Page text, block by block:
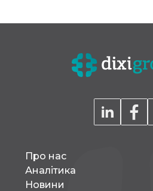
Про нас
Аналітика
Новини